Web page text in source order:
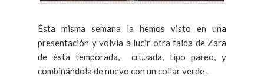
Ésta misma semana la hemos visto en una
presentación y volvía a lucir otra falda de Zara
de ésta temporada, cruzada, tipo pareo, y
combinándola de nuevo con un collar verde .